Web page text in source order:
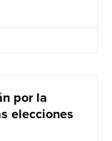
por la
elecciones